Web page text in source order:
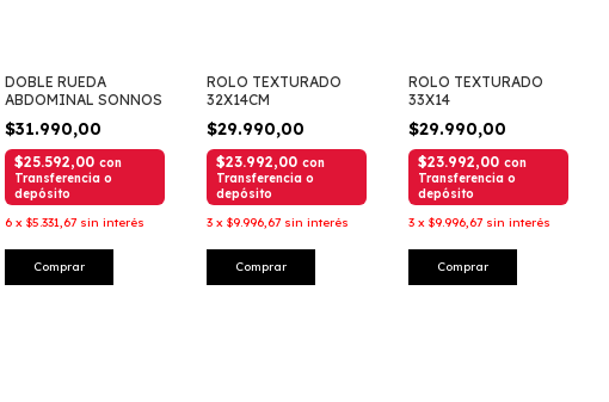
DOBLE RUEDA
ABDOMINAL SONNOS
$31.990,00
$25.592,00 con
Transferencia o
depósito
6 x $5.331,67 sin interés
Comprar
ROLO TEXTURADO
32X14CM
$29.990,00
$23.992,00 con
Transferencia o
depósito
3 x $9.996,67 sin interés
Comprar
ROLO TEXTURADO
33X14
$29.990,00
$23.992,00 con
Transferencia o
depósito
3 x $9.996,67 sin interés
Comprar